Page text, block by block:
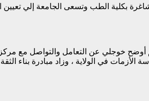
الدلنج بوجود عدد “٣٥” وظيفة شاغرة بكلية
أوضح خوجلي عن التعامل والتواصل مع
الأزمات في الولاية ، وزاد مبادرة